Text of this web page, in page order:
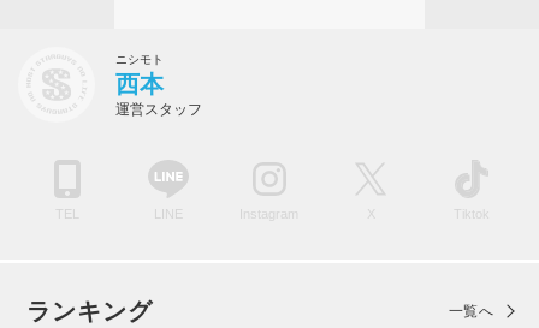
ニシモト
西本
運営スタッフ
Instagram X Tiktok
ランキング 一覧へ